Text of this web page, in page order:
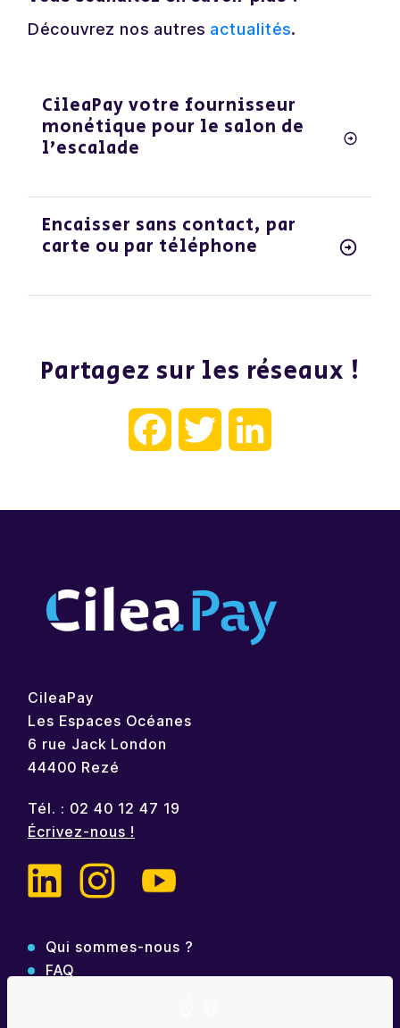
Découvrez nos autres actualités.
CileaPay votre fournisseur
monétique pour le salon de
l’escalade
Encaisser sans contact, par
carte ou par téléphone
Partagez sur les réseaux !
FacebookTwitter
CileaPay
Les Espaces Océanes
6 rue Jack London
44400 Rezé
Tél. : 02 40 12 47 19
Écrivez-nous !
Qui sommes-nous ?
FAQ